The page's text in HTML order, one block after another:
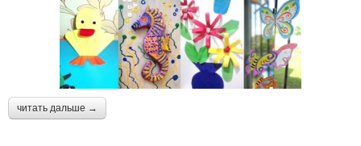
читать дальше →